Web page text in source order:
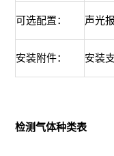
可选配置： 声光
安装附件： 安装
检测气体种类表